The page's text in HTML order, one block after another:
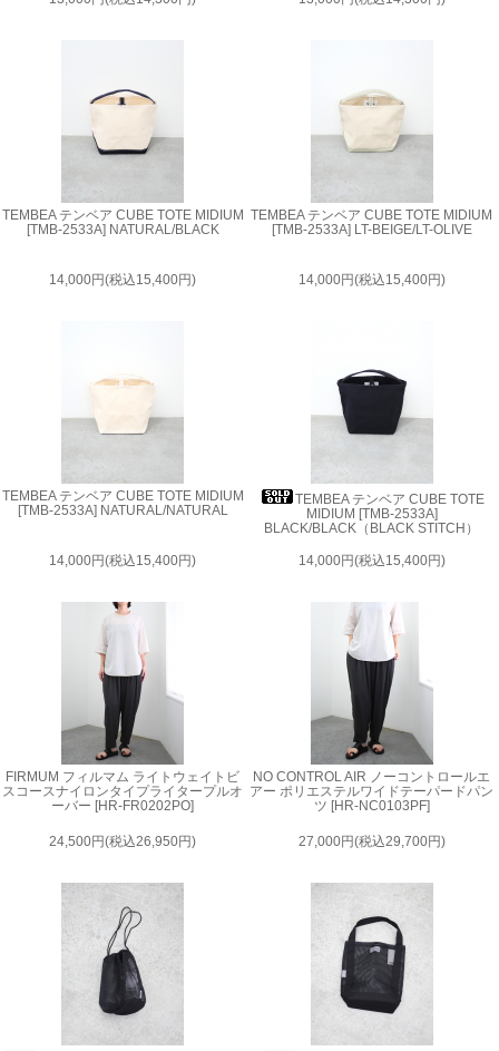
TEMBEA テンベア CUBE TOTE MIDIUM
[TMB-2533A] NATURAL/BLACK
14,000円(税込15,400円)
TEMBEA テンベア CUBE TOTE MIDIUM
[TMB-2533A] LT-BEIGE/LT-OLIVE
14,000円(税込15,400円)
TEMBEA テンベア CUBE TOTE MIDIUM
[TMB-2533A] NATURAL/NATURAL
14,000円(税込15,400円)
TEMBEA テンベア CUBE TOTE
MIDIUM [TMB-2533A]
BLACK/BLACK（BLACK STITCH）
14,000円(税込15,400円)
FIRMUM フィルマム ライトウェイトビ
スコースナイロンタイプライタープルオ
ーバー [HR-FR0202PO]
24,500円(税込26,950円)
NO CONTROL AIR ノーコントロールエ
アー ポリエステルワイドテーパードパン
ツ [HR-NC0103PF]
27,000円(税込29,700円)